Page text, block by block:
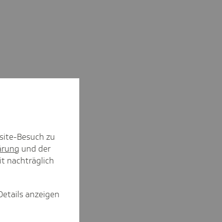
Besuch zu
und der
nachträglich
anzeigen